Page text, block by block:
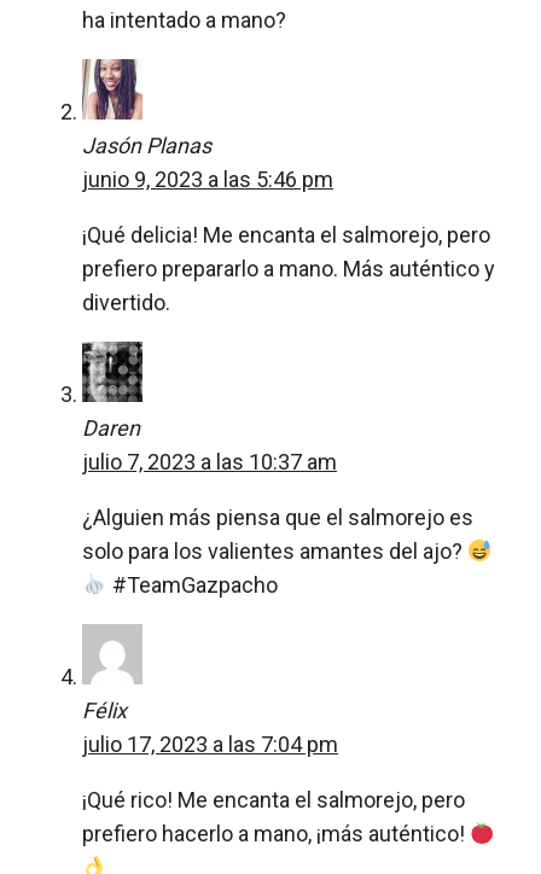
ha intentado a mano?
Jasón Planas
junio 9, 2023 a las 5:46 pm
¡Qué delicia! Me encanta el salmorejo, pero
prefiero prepararlo a mano. Más auténtico y
divertido.
Daren
julio 7, 2023 a las 10:37 am
¿Alguien más piensa que el salmorejo es
solo para los valientes amantes del ajo?
#TeamGazpacho
Félix
julio 17, 2023 a las 7:04 pm
¡Qué rico! Me encanta el salmorejo, pero
prefiero hacerlo a mano, ¡más auténtico!